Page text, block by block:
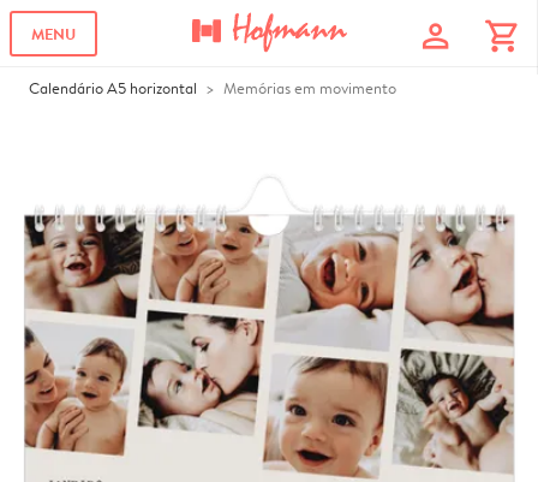
MENU profile shopping_cart
Calendário A5 horizontal Memórias em movimento